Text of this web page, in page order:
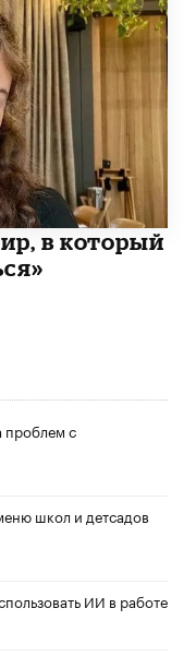
в который
проблем с
школ и детсадов
ИИ в работе